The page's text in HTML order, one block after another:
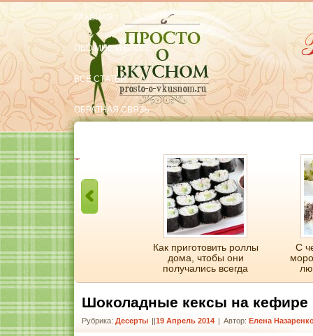
ГЛАВНАЯ
ОБО МНЕ И БЛОГЕ
ВСЕ СТАТЬИ
ОБРАТНАЯ СВЯЗЬ
Тут вкусняшки
пакете для запекания
Как приготовить роллы
дома, чтобы они
получались всегда
С
Шоколадные кексы на кефире
Рубрика: Десерты | 19 Апрель 2014 | Автор: Елена